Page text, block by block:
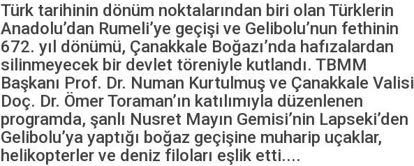
Türk tarihinin dönüm noktalarından biri olan Türklerin
Anadolu’dan Rumeli’ye geçişi ve Gelibolu’nun fethinin
672. yıl dönümü, Çanakkale Boğazı’nda hafızalardan
silinmeyecek bir devlet töreniyle kutlandı. TBMM
Başkanı Prof. Dr. Numan Kurtulmuş ve Çanakkale Valisi
Doç. Dr. Ömer Toraman’ın katılımıyla düzenlenen
programda, şanlı Nusret Mayın Gemisi’nin Lapseki’den
Gelibolu’ya yaptığı boğaz geçişine muharip uçaklar,
helikopterler ve deniz filoları eşlik etti....